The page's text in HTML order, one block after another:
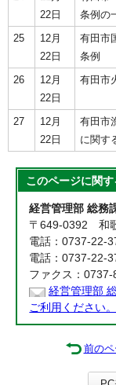
22日
条例の
25
12月
22日
有田市
条例
26
12月
22日
有田市
27
12月
22日
有田市
に関す
このページに関す
経営管理部 総務
〒649-0392 和
電話：0737-22-
電話：0737-22-
ファクス：
経営管理部
ご利用ください。
前の